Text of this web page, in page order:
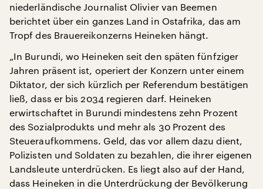
niederländische Journalist Olivier van Beemen
berichtet über ein ganzes Land in Ostafrika, das am
Tropf des Brauereikonzerns Heineken hängt.
„In Burundi, wo Heineken seit den späten fünfziger
Jahren präsent ist, operiert der Konzern unter einem
Diktator, der sich kürzlich per Referendum bestätigen
ließ, dass er bis 2034 regieren darf. Heineken
erwirtschaftet in Burundi mindestens zehn Prozent
des Sozialprodukts und mehr als 30 Prozent des
Steueraufkommens. Geld, das vor allem dazu dient,
Polizisten und Soldaten zu bezahlen, die ihrer eigenen
Landsleute unterdrücken. Es liegt also auf der Hand,
dass Heineken in die Unterdrückung der Bevölkerung